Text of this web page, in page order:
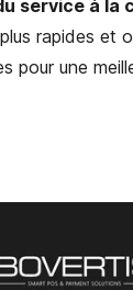
service à la
rapides et
pour une